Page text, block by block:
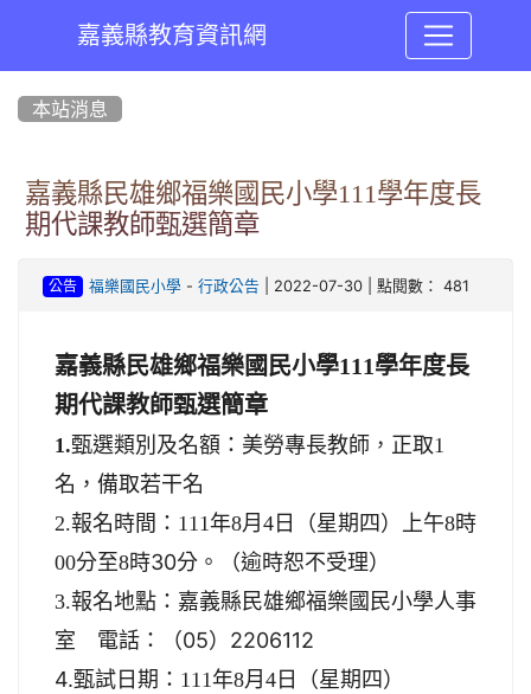
嘉義縣教育資訊網
本站消息
嘉義縣民雄鄉福樂國民小學111學年度長
期代課教師甄選簡章
公告 福樂國民小學- 行政公告 | 2022-07-30 | 點閱數： 481
嘉義縣民雄鄉福樂國民小學111學年度長
期代課教師甄選簡章
1.甄選類別及名額：美勞專長教師 ， 正取1
名，備取若干名
2.報名時間：111年8月4 日（星期四）上午8時
00分至8時30分 。（逾時恕不受理）
3.報名地點：嘉義縣民雄鄉福樂國民小學人事
室 電話：（05）2206112
4.甄試日期： 111年8月 4 日（星期四）